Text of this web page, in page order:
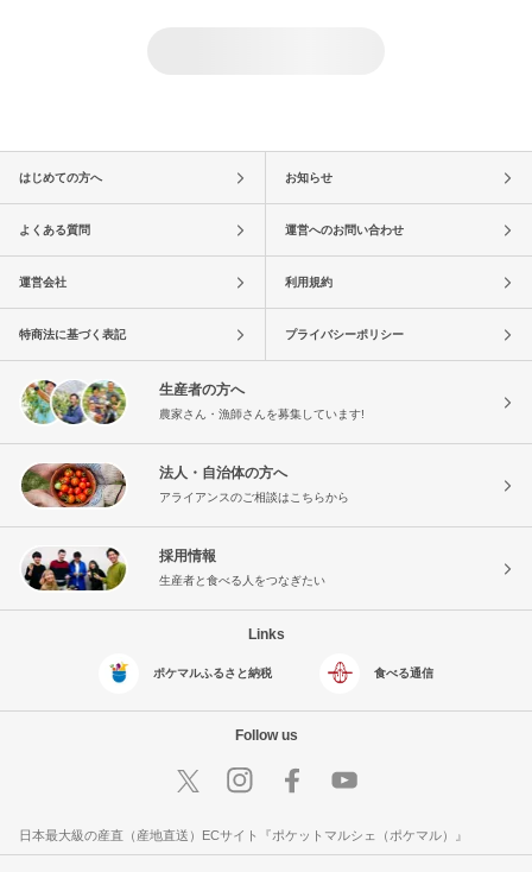
はじめての方へ お知らせ
よくある質問 運営へのお問い合わせ
運営会社 利用規約
特商法に基づく表記 プライバシーポリシー
生産者の方へ
農家さん・漁師さんを募集しています!
法人・自治体の方へ
アライアンスのご相談はこちらから
採用情報
生産者と食べる人をつなぎたい
Links
ポケマルふるさと納税 食べる通信
Follow us
日本最大級の産直（産地直送）ECサイト『ポケットマルシェ（ポケマル）』